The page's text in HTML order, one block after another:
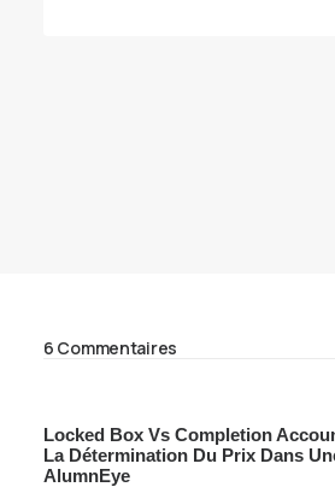
6 Commentaires
Locked Box Vs Completion
La Détermination Du Prix Dans
AlumnEye